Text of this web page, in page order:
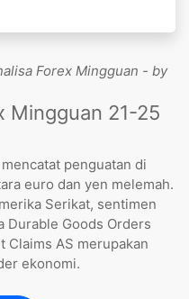
Forex Mingguan - by
Mingguan 21-25
penguatan di
euro dan yen melemah.
Serikat, sentimen
Durable Goods Orders
Claims AS merupakan
ekonomi.